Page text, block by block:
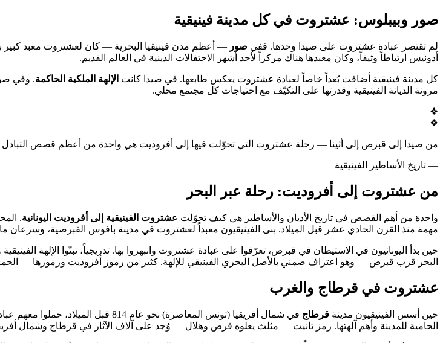
صور وبيبلوس: عشتروت في كل مدينة فينيقية
لم تقتصر عبادة عشتروت على صيدا وحدها. ففي صور — أعظم مدن فينيقيا البحرية — كان لعشتروت معبد كبير
أدونيس ارتباطاً وثيقاً، وكان معبدها هناك مركزاً لأحد أشهر الاحتفالات الدينية في العالم القديم.
كل مدينة فينيقية أضافت بُعداً خاصاً لعبادة عشتروت يعكس طابعها. في صيدا كانت الإلهة الملكية الحاكمة. وفي
مرونة الديانة الفينيقية وقدرتها على التكيّف مع احتياجات كل مجتمع محلي.
❖
❖
من صيدا إلى قبرص إلى أثينا — رحلة عشتروت التي تحوّلت فيها إلى أفروديت هي واحدة من أعظم قصص التبادل
— تاريخ الأساطير الفينيقية
من عشتروت إلى أفروديت: رحلة عبر البحر
واحدة من أهم القصص في تاريخ الأديان والأساطير هي كيف تحوّلت عشتروت الفينيقية إلى أفروديت اليونانية.
مهمة منذ القرن الحادي عشر قبل الميلاد. بنى الفينيقيون معبداً لعشتروت في مدينة بافوس القبرصية، وسرعان
حين بدأ اليونانيون في الاستيطان في قبرص، تعرّفوا على عبادة عشتروت وانبهروا بها. تدريجياً، تبنّوا الإلهة الفينيقية
البحر قرب قبرص — وهو اعتراف ضمني بالأصل البحري الفينيقي للإلهة. كثير من رموز أفروديت ورموزها —
عشتروت في قرطاج والغرب
حين أسس الفينيقيون مدينة قرطاج في شمال أفريقيا (تونس المعاصرة) نحو عام 814 قبل الميلاد، حملوا معهم عبادة عشتروت. في قرطاج تطوّرت عشتروت إلى إلهة جديدة تحمل اسم
الحامية للمدينة وأهم آلهتها. رمز تانيت — مثلث يعلوه قرص وهلال — وُجد على آلاف الآثار في قرطاج وشمال